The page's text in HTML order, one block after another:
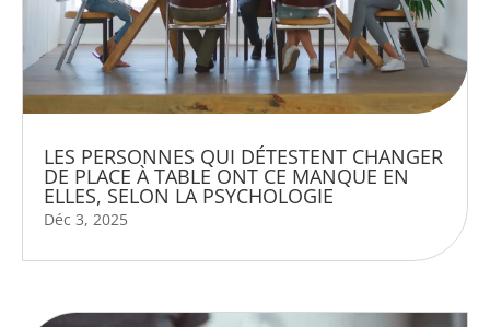
LES PERSONNES QUI DÉTESTENT CHANGER
DE PLACE À TABLE ONT CE MANQUE EN
ELLES, SELON LA PSYCHOLOGIE
Déc 3, 2025